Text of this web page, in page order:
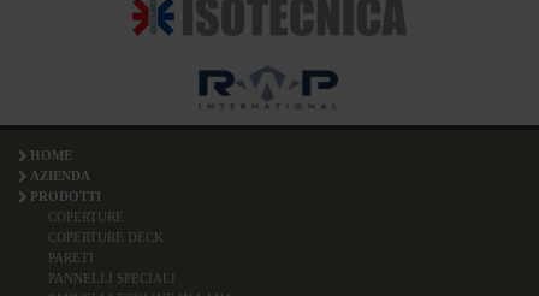
HOME
AZIENDA
PRODOTTI
COPERTURE
COPERTURE DECK
PARETI
PANNELLI SPECIALI